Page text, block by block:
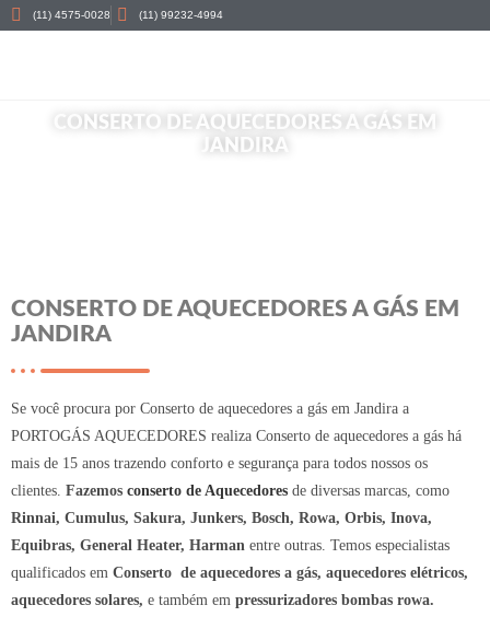
(11) 4575-0028 (11) 99232-4994
CONSERTO DE AQUECEDORES A GÁS EM
JANDIRA
CONSERTO DE AQUECEDORES A GÁS EM
JANDIRA
Se você procura por Conserto de aquecedores a gás em Jandira a
PORTOGÁS AQUECEDORES realiza Conserto de aquecedores a gás há
mais de 15 anos trazendo conforto e segurança para todos nossos os
clientes. Fazemos conserto de Aquecedores de diversas marcas, como
Rinnai, Cumulus, Sakura, Junkers, Bosch, Rowa, Orbis, Inova,
Equibras, General Heater, Harman entre outras. Temos especialistas
qualificados em Conserto de aquecedores a gás, aquecedores elétricos,
aquecedores solares, e também em pressurizadores bombas rowa.